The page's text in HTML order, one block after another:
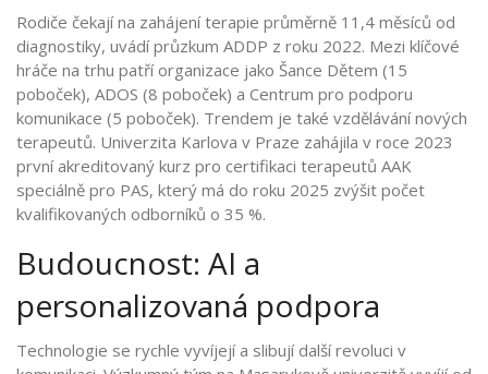
Rodiče čekají na zahájení terapie průměrně 11,4 měsíců od
diagnostiky, uvádí průzkum ADDP z roku 2022. Mezi klíčové
hráče na trhu patří organizace jako Šance Dětem (15
poboček), ADOS (8 poboček) a Centrum pro podporu
komunikace (5 poboček). Trendem je také vzdělávání nových
terapeutů. Univerzita Karlova v Praze zahájila v roce 2023
první akreditovaný kurz pro certifikaci terapeutů AAK
speciálně pro PAS, který má do roku 2025 zvýšit počet
kvalifikovaných odborníků o 35 %.
Budoucnost: AI a
personalizovaná podpora
Technologie se rychle vyvíjejí a slibují další revoluci v